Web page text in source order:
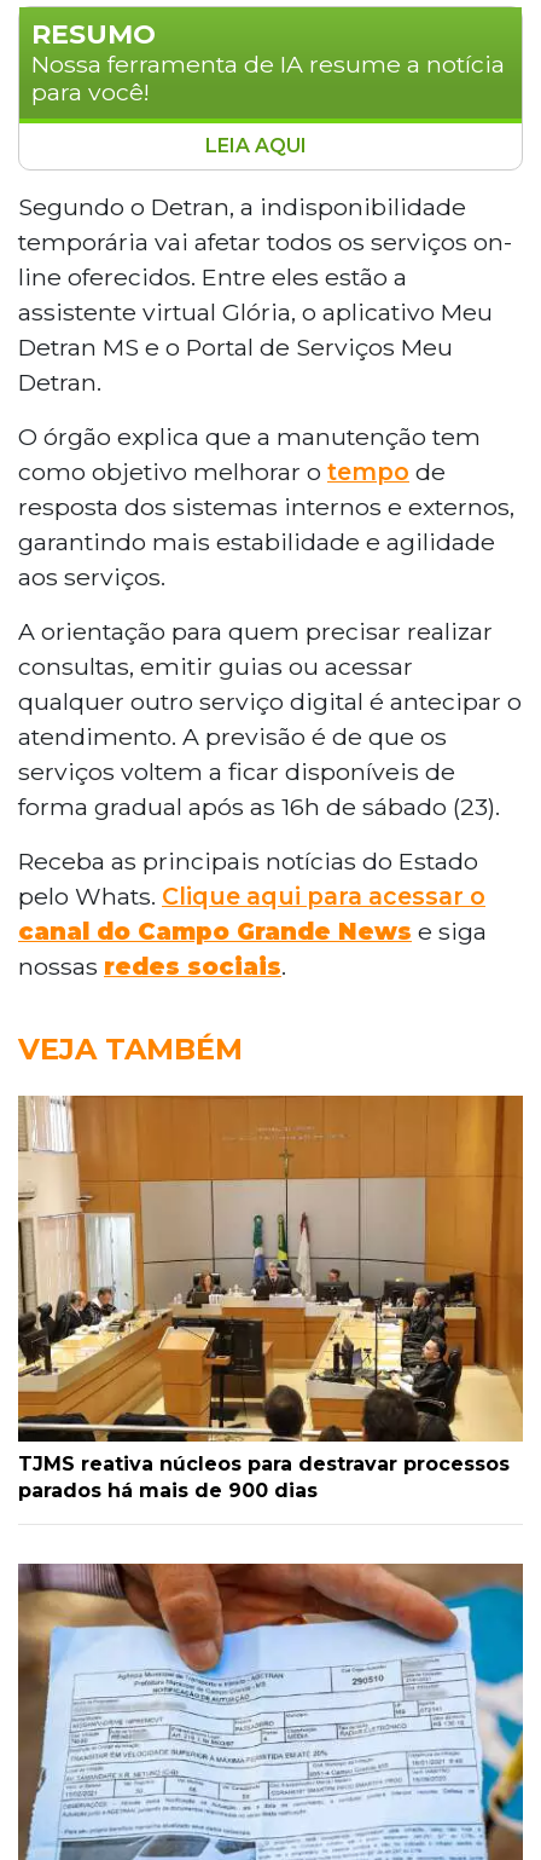
RESUMO
Nossa ferramenta de IA resume a notícia
para você!
O Detran-MS informou que realizará
manutenção programada neste sábado (23),
entre 14h e 16h, deixando todos os serviços
digitais indisponíveis. A ação afetará a assistente
virtual Glória, o aplicativo Meu Detran MS e o
Portal de Serviços. O objetivo é melhorar o
tempo de resposta dos sistemas. Quem
precisar de atendimento digital deve antecipar
gradualmente após as 16h.
LEIA AQUI
Segundo o Detran, a indisponibilidade
temporária vai afetar todos os serviços on-
line oferecidos. Entre eles estão a
assistente virtual Glória, o aplicativo Meu
Detran MS e o Portal de Serviços Meu
Detran.
O órgão explica que a manutenção tem
como objetivo melhorar o tempo de
resposta dos sistemas internos e externos,
garantindo mais estabilidade e agilidade
aos serviços.
A orientação para quem precisar realizar
consultas, emitir guias ou acessar
qualquer outro serviço digital é antecipar o
atendimento. A previsão é de que os
serviços voltem a ficar disponíveis de
forma gradual após as 16h de sábado (23).
Receba as principais notícias do Estado
pelo Whats. Clique aqui para acessar o
canal do Campo Grande News e siga
nossas redes sociais.
VEJA TAMBÉM
TJMS reativa núcleos para destravar processos
parados há mais de 900 dias